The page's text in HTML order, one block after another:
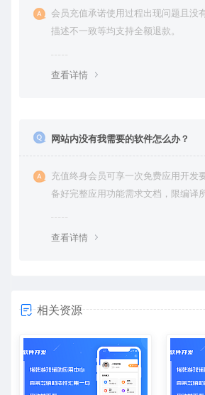
会员充值承诺使用过程出现问题且没
描述不一致等均支持全额退款。
查看详情
网站内没有我需要的软件怎么办？
充值终身会员可享一次免费应用开发
备好完整应用功能需求文档，限编译
查看详情
相关资源